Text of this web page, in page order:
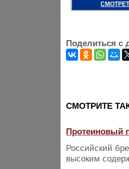
Поделиться с
CМОТРИТЕ
Протеиновый
Российский
высоким